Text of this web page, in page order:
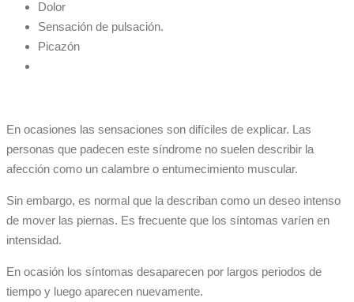
Dolor
Sensación de pulsación.
Picazón
En ocasiones las sensaciones son difíciles de explicar. Las
personas que padecen este síndrome no suelen describir la
afección como un calambre o entumecimiento muscular.
Sin embargo, es normal que la describan como un deseo intenso
de mover las piernas. Es frecuente que los síntomas varíen en
intensidad.
En ocasión los síntomas desaparecen por largos periodos de
tiempo y luego aparecen nuevamente.